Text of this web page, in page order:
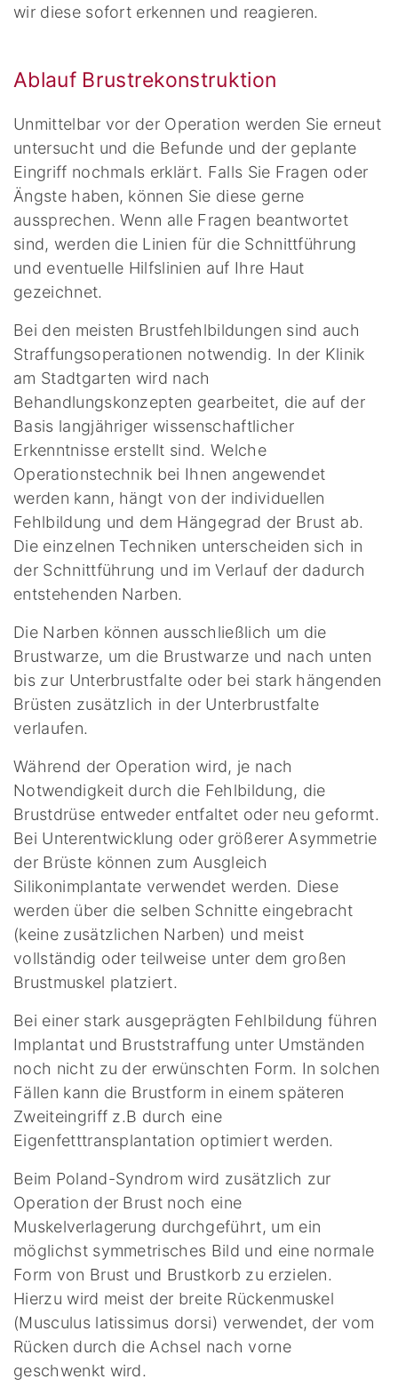
wir diese sofort erkennen und reagieren.
Ablauf Brustrekonstruktion
Unmittelbar vor der Operation werden Sie erneut
untersucht und die Befunde und der geplante
Eingriff nochmals erklärt. Falls Sie Fragen oder
Ängste haben, können Sie diese gerne
aussprechen. Wenn alle Fragen beantwortet
sind, werden die Linien für die Schnittführung
und eventuelle Hilfslinien auf Ihre Haut
gezeichnet.
Bei den meisten Brustfehlbildungen sind auch
Straffungsoperationen notwendig. In der Klinik
am Stadtgarten wird nach
Behandlungskonzepten gearbeitet, die auf der
Basis langjähriger wissenschaftlicher
Erkenntnisse erstellt sind. Welche
Operationstechnik bei Ihnen angewendet
werden kann, hängt von der individuellen
Fehlbildung und dem Hängegrad der Brust ab.
Die einzelnen Techniken unterscheiden sich in
der Schnittführung und im Verlauf der dadurch
entstehenden Narben.
Die Narben können ausschließlich um die
Brustwarze, um die Brustwarze und nach unten
bis zur Unterbrustfalte oder bei stark hängenden
Brüsten zusätzlich in der Unterbrustfalte
verlaufen.
Während der Operation wird, je nach
Notwendigkeit durch die Fehlbildung, die
Brustdrüse entweder entfaltet oder neu geformt.
Bei Unterentwicklung oder größerer Asymmetrie
der Brüste können zum Ausgleich
Silikonimplantate verwendet werden. Diese
werden über die selben Schnitte eingebracht
(keine zusätzlichen Narben) und meist
vollständig oder teilweise unter dem großen
Brustmuskel platziert.
Bei einer stark ausgeprägten Fehlbildung führen
Implantat und Bruststraffung unter Umständen
noch nicht zu der erwünschten Form. In solchen
Fällen kann die Brustform in einem späteren
Zweiteingriff z.B durch eine
Eigenfetttransplantation optimiert werden.
Beim Poland-Syndrom wird zusätzlich zur
Operation der Brust noch eine
Muskelverlagerung durchgeführt, um ein
möglichst symmetrisches Bild und eine normale
Form von Brust und Brustkorb zu erzielen.
Hierzu wird meist der breite Rückenmuskel
(Musculus latissimus dorsi) verwendet, der vom
Rücken durch die Achsel nach vorne
geschwenkt wird.